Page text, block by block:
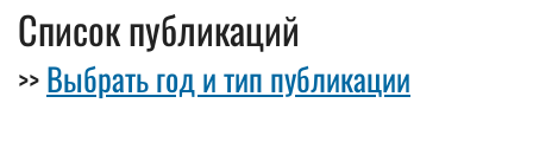
Список публикаций
>>Выбрать год и тип публикации